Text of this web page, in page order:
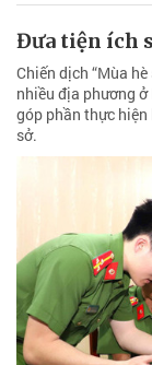
Đưa tiện ích
Chiến dịch “Mùa
nhiều địa phương
góp phần thực hiện
sở.